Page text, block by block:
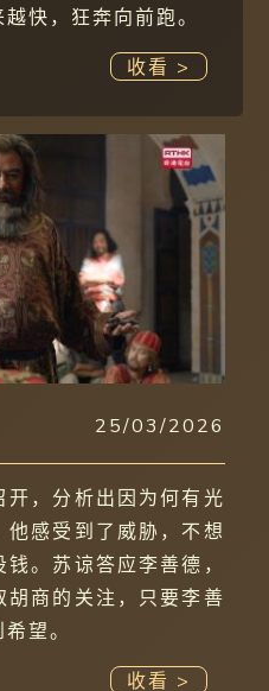
快，狂奔向前跑。
收看 >
25/03/2026
，分析出因为何有光
感受到了威胁，不想
。苏谅答应李善德，
胡商的关注，只要李善
望。
收看 >